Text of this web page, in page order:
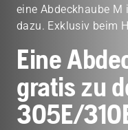
eine Abdeckhaube M
dazu. Exklusiv beim
Eine
gratis zu
305E/